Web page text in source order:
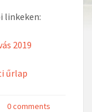
linkeken:
2019
űrlap
0 comments